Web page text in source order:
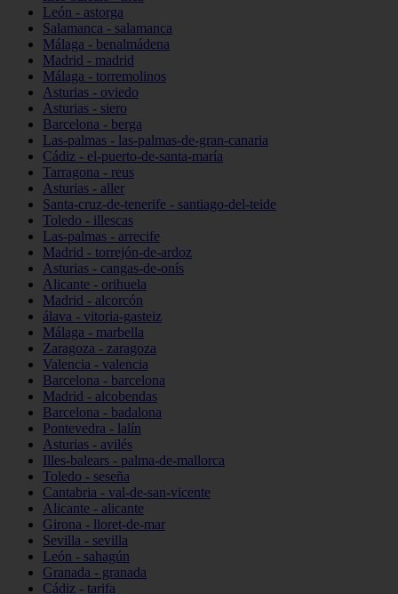
León - astorga
Salamanca - salamanca
Málaga - benalmádena
Madrid - madrid
Málaga - torremolinos
Asturias - oviedo
Asturias - siero
Barcelona - berga
Las-palmas - las-palmas-de-gran-canaria
Cádiz - el-puerto-de-santa-maría
Tarragona - reus
Asturias - aller
Santa-cruz-de-tenerife - santiago-del-teide
Toledo - illescas
Las-palmas - arrecife
Madrid - torrejón-de-ardoz
Asturias - cangas-de-onís
Alicante - orihuela
Madrid - alcorcón
álava - vitoria-gasteiz
Málaga - marbella
Zaragoza - zaragoza
Valencia - valencia
Barcelona - barcelona
Madrid - alcobendas
Barcelona - badalona
Pontevedra - lalín
Asturias - avilés
Illes-balears - palma-de-mallorca
Toledo - seseña
Cantabria - val-de-san-vicente
Alicante - alicante
Girona - lloret-de-mar
Sevilla - sevilla
León - sahagún
Granada - granada
Cádiz - tarifa